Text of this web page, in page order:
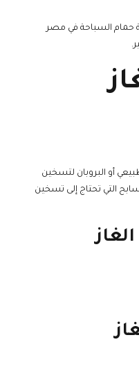
حمام السباحة في مصر
أو البروبان لتسخين
التي تحتاج إلى تسخين